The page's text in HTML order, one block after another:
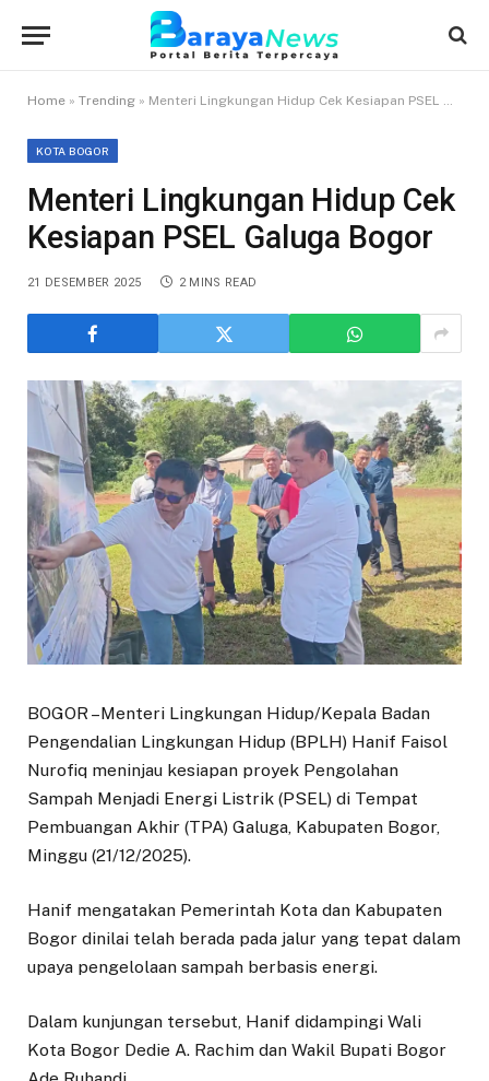
Home » Trending » Menteri Lingkungan Hidup Cek Kesiapan PSEL Galuga Bogor
KOTA BOGOR
Menteri Lingkungan Hidup Cek
Kesiapan PSEL Galuga Bogor
21 DESEMBER 2025 2 MINS READ
BOGOR –Menteri Lingkungan Hidup/Kepala Badan
Pengendalian Lingkungan Hidup (BPLH) Hanif Faisol
Nurofiq meninjau kesiapan proyek Pengolahan
Sampah Menjadi Energi Listrik (PSEL) di Tempat
Pembuangan Akhir (TPA) Galuga, Kabupaten Bogor,
Minggu (21/12/2025).
Hanif mengatakan Pemerintah Kota dan Kabupaten
Bogor dinilai telah berada pada jalur yang tepat dalam
upaya pengelolaan sampah berbasis energi.
Dalam kunjungan tersebut, Hanif didampingi Wali
Kota Bogor Dedie A. Rachim dan Wakil Bupati Bogor